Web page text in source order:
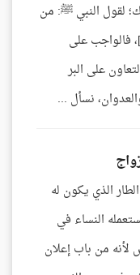
لقول النبي ﷺ: من
عمل عملًا ليس عليه أمرنا فهو رد[1]، فالواجب على
على البر
نسأل ...
الذي يكون له
النساء في
لأنه من باب إعلان